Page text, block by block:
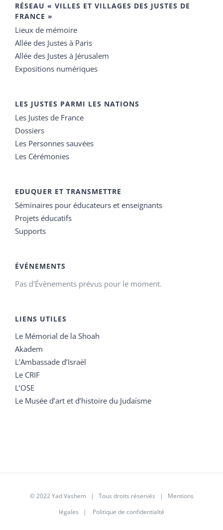
RÉSEAU « VILLES ET VILLAGES DES JUSTES DE
FRANCE »
Lieux de mémoire
Allée des Justes à Paris
Allée des Justes à Jérusalem
Expositions numériques
LES JUSTES PARMI LES NATIONS
Les Justes de France
Dossiers
Les Personnes sauvées
Les Cérémonies
EDUQUER ET TRANSMETTRE
Séminaires pour éducateurs et enseignants
Projets éducatifs
Supports
ÉVÉNEMENTS
Pas d'Évènements prévus pour le moment.
LIENS UTILES
Le Mémorial de la Shoah
Akadem
L’Ambassade d’Israël
Le CRIF
L’OSE
Le Musée d’art et d’histoire du Judaïsme
© 2022 Yad Vashem | Tous droits réservés | Mentions
légales | Politique de confidentialté